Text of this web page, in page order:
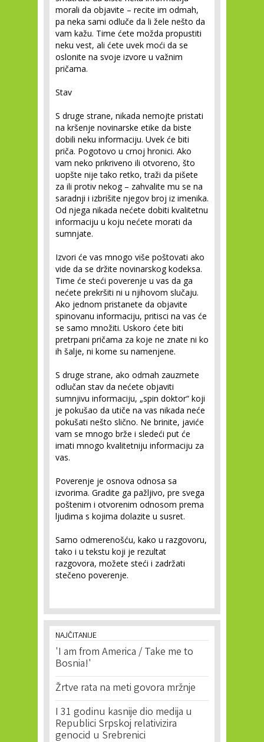
morali da objavite – recite im odmah,
pa neka sami odluče da li žele nešto da
vam kažu. Time ćete možda propustiti
neku vest, ali ćete uvek moći da se
oslonite na svoje izvore u važnim
pričama.
Stav
S druge strane, nikada nemojte pristati
na kršenje novinarske etike da biste
dobili neku informaciju. Uvek će biti
priča. Pogotovo u crnoj hronici. Ako
vam neko prikriveno ili otvoreno, što
uopšte nije tako retko, traži da pišete
za ili protiv nekog – zahvalite mu se na
saradnji i izbrišite njegov broj iz imenika.
Od njega nikada nećete dobiti kvalitetnu
informaciju u koju nećete morati da
sumnjate.
Izvori će vas mnogo više poštovati ako
vide da se držite novinarskog kodeksa.
Time će steći poverenje u vas da ga
nećete prekršiti ni u njihovom slučaju.
Ako jednom pristanete da objavite
spinovanu informaciju, pritisci na vas će
se samo množiti. Uskoro ćete biti
pretrpani pričama za koje ne znate ni ko
ih šalje, ni kome su namenjene.
S druge strane, ako odmah zauzmete
odlučan stav da nećete objaviti
sumnjivu informaciju, „spin doktor“ koji
je pokušao da utiče na vas nikada neće
pokušati nešto slično. Ne brinite, javiće
vam se mnogo brže i sledeći put će
imati mnogo kvalitetniju informaciju za
vas.
Poverenje je osnova odnosa sa
izvorima. Gradite ga pažljivo, pre svega
poštenim i otvorenim odnosom prema
ljudima s kojima dolazite u susret.
Samo odmerenošću, kako u razgovoru,
tako i u tekstu koji je rezultat
razgovora, možete steći i zadržati
stečeno poverenje.
NAJČITANIJE
'I am from America / Take me to
Bosnia!'
Žrtve rata na meti govora mržnje
I 31 godinu kasnije dio medija u
Republici Srpskoj relativizira
genocid u Srebrenici